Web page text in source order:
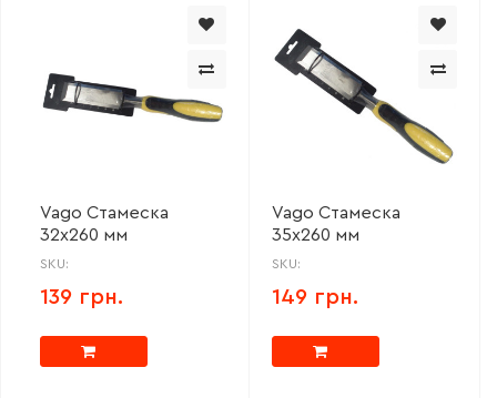
Vago Стамеска
32х260 мм
SKU:
139 грн.
Vago Стамеска
35х260 мм
SKU:
149 грн.